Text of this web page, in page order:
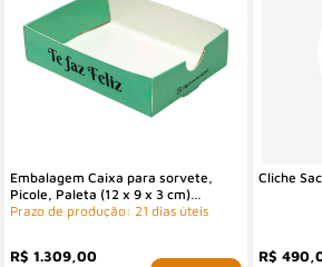
Embalagem Caixa para sorvete,
Picole, Paleta (12 x 9 x 3 cm)
Personalizada
R$ 1.309,00
Prazo de produção: 21 dias úteis
Cliche
R$